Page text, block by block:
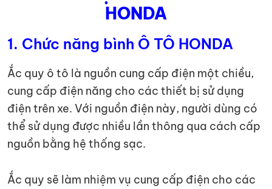
HONDA
1. Chức năng bình Ô TÔ HONDA
Ắc quy ô tô là nguồn cung cấp điện một chiều,
cung cấp điện năng cho các thiết bị sử dụng
điện trên xe. Với nguồn điện này, người dùng có
thể sử dụng được nhiều lần thông qua cách cấp
nguồn bằng hệ thống sạc.
Ắc quy sẽ làm nhiệm vụ cung cấp điện cho các